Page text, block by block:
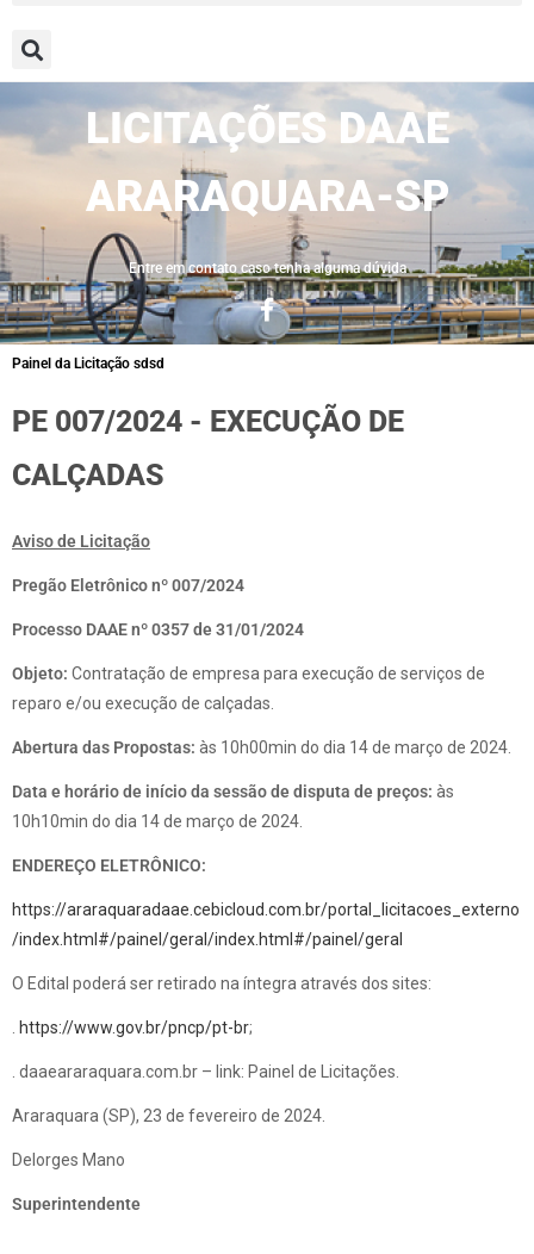
LICITAÇÕES DAAE
ARARAQUARA-SP
Entre em contato caso tenha alguma dúvida
Painel da Licitação sdsd
PE 007/2024 - EXECUÇÃO DE
CALÇADAS
Aviso de Licitação
Pregão Eletrônico nº 007/2024
Processo DAAE nº 0357 de 31/01/2024
Objeto: Contratação de empresa para execução de serviços de
reparo e/ou execução de calçadas.
Abertura das Propostas: às 10h00min do dia 14 de março de 2024.
Data e horário de início da sessão de disputa de preços: às
10h10min do dia 14 de março de 2024.
ENDEREÇO ELETRÔNICO:
https://araraquaradaae.cebicloud.com.br/portal_licitacoes_externo
/index.html#/painel/geral/index.html#/painel/geral
O Edital poderá ser retirado na íntegra através dos sites:
https://www.gov.br/pncp/pt-br;
. daaeararaquara.com.br – link: Painel de Licitações.
Araraquara (SP), 23 de fevereiro de 2024.
Delorges Mano
Superintendente